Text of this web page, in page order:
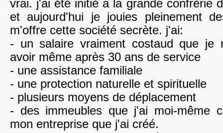
vrai. j'ai été initié a la grande confrérie
et aujourd'hui je jouies pleinement
m'offre cette société secrète. j'ai:
- un salaire vraiment costaud que je
avoir même après 30 ans de service
- une assistance familiale
- une protection naturelle et spirituelle
- plusieurs moyens de déplacement
- des immeubles que j'ai moi-même
mon entreprise que j'ai créé.